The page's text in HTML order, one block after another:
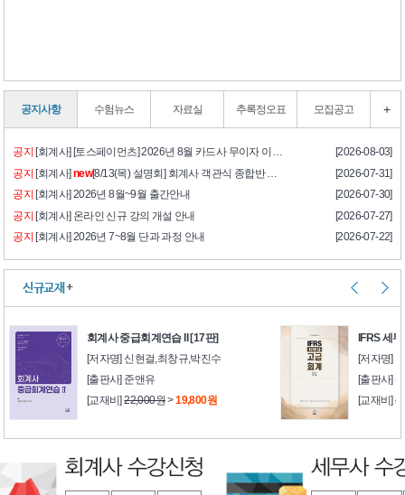
공지사항
공지 [회계사] [토스페이먼츠] 2026년 8월 카드사 무이자 이벤트
[2026-08-03]
공지[회계사]new[8/13(목) 설명회] 회계사 객관식 종합반 설명회 안내
[2026-07-31]
공지 [회계사] 2026년 8월~9월 출간안내
[2026-07-30]
공지[회계사] 온라인 신규 강의 개설 안내
[2026-07-27]
공지 [회계사] 2026년 7~8월 단과 과정 안내 [2026-07-22]
+
수험뉴스 자료실 추록정오표 모집공고
신규교재+
회계사 중급회계연습 II [17판]
[저자명] 신현걸,최창규,박진수
[출판사] 준앤유
[교재비]22,000원>19,800원
IFRS 세
[저자명]
[출판사]
[교재비]